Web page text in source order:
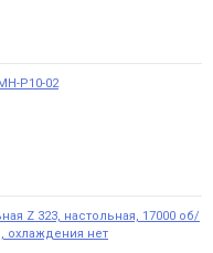
Р10-02
Z 323, настольная, 17000 об/
охлаждения нет